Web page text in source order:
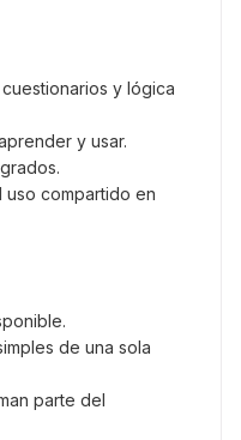
y lógica
y usar.
uso compartido en
de una sola
parte del